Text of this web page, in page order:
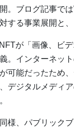
。ブログ記事で
する事業展開と
が「画像、ビ
。インターネッ
可能だったため
デジタルメディ
様、パブリック